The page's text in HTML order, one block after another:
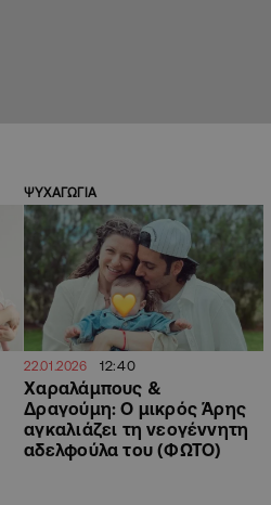
ΨΥΧΑΓΩΓΙΑ
22.01.2026 12:40
Χαραλάμπους &
Δραγούμη: Ο μικρός Άρης
αγκαλιάζει τη νεογέννητη
αδελφούλα του (ΦΩΤΟ)